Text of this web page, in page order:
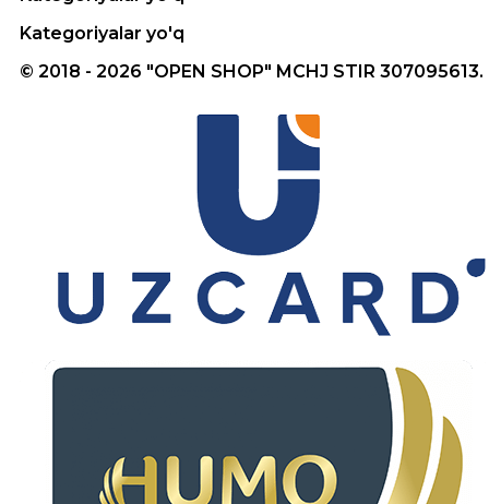
Kategoriyalar yo'q
© 2018 - 2026 "OPEN SHOP" MCHJ STIR 307095613.